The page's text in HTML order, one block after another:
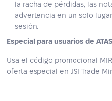
la racha de pérdidas, las
advertencia en un solo
sesión.
Especial para usuarios de ATAS
Usa el código promocional
oferta especial en JSI Trade